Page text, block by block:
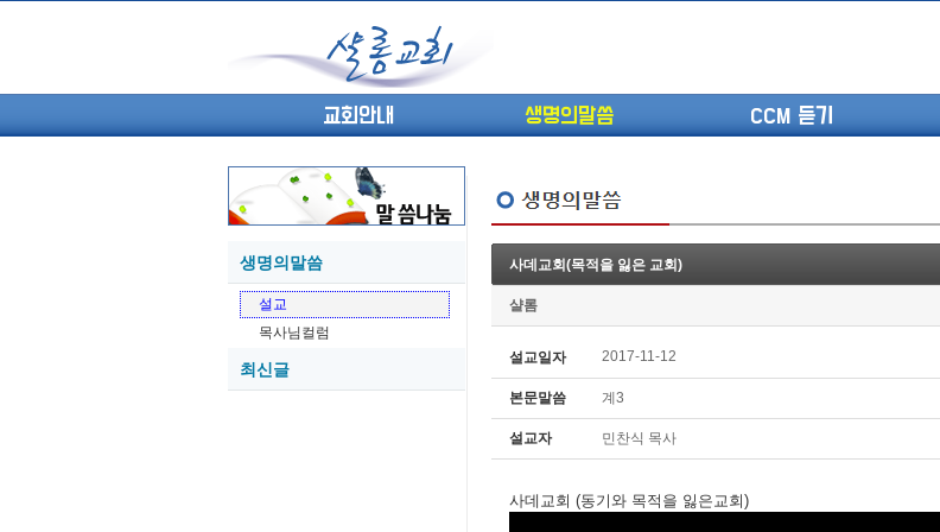
교회안내 생명의말씀 CCM 듣기
생명의말씀
설교
목사님컬럼
최신글
05-26 (고린도전서12) 고전7:23-40 ...
05-20 (고린도전서10) 고전6:1~11 ...
05-20 (고린도전서9) 고전5:1-13 ...
05-18 (고린도전서7) 고전4:1-8 판...
사데교회(목적을 잃은 교회)
샬롬
설교일자 2017-11-12
본문말씀 계3
설교자 민찬식 목사
사데교회 (동기와 목적을 잃은교회)